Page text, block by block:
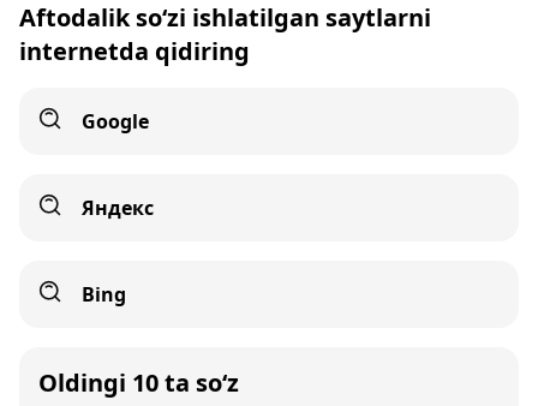
Aftodalik so‘zi ishlatilgan saytlarni
internetda qidiring
Google
Яндекс
Bing
Oldingi 10 ta so‘z